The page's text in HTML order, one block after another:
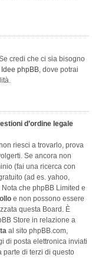
credi che ci sia bisogno
phpBB, dove potrai
d’ordine legale
riesci a trovarlo, prova
Se ancora non
(fai una ricerca con
(ad es. yahoo,
Nota che phpBB Limited e
e non possono essere
questa Board. È
Store in relazione a
al sito phpBB.com,
di posta elettronica inviati
parte di terzi di questo